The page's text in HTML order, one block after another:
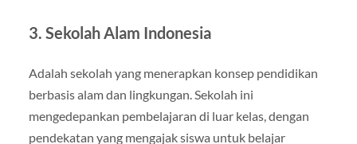
3. Sekolah Alam Indonesia
Adalah sekolah yang menerapkan konsep pendidikan
berbasis alam dan lingkungan. Sekolah ini
mengedepankan pembelajaran di luar kelas, dengan
pendekatan yang mengajak siswa untuk belajar